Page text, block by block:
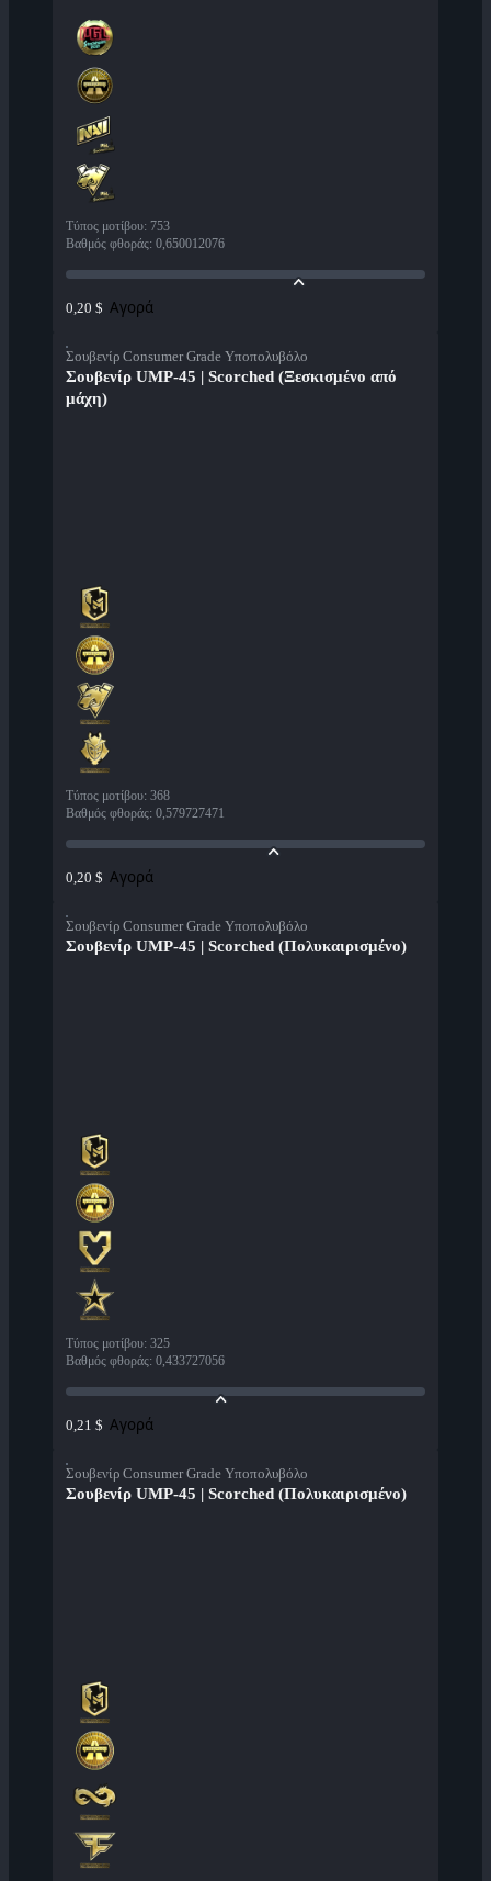
Τύπος μοτίβου: 753
Βαθμός φθοράς: 0,650012076
0,20 $ Αγορά
Σουβενίρ Consumer Grade Υποπολυβόλο
Σουβενίρ UMP-45 | Scorched (Ξεσκισμένο από
μάχη)
Τύπος μοτίβου: 368
Βαθμός φθοράς: 0,579727471
0,20 $ Αγορά
Σουβενίρ Consumer Grade Υποπολυβόλο
Σουβενίρ UMP-45 | Scorched (Πολυκαιρισμένο)
Τύπος μοτίβου: 325
Βαθμός φθοράς: 0,433727056
0,21 $ Αγορά
Σουβενίρ Consumer Grade Υποπολυβόλο
Σουβενίρ UMP-45 | Scorched (Πολυκαιρισμένο)